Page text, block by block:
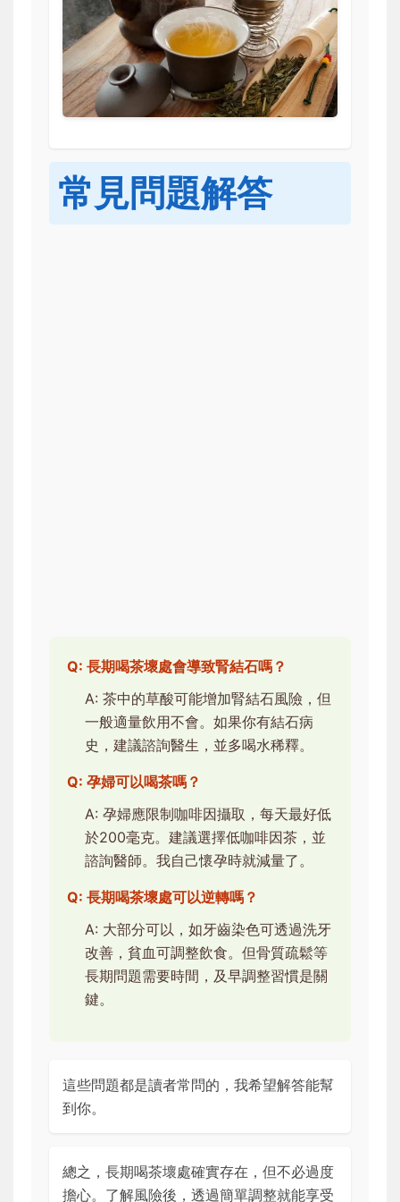
常見問題解答
Q: 長期喝茶壞處會導致腎結石嗎？
A: 茶中的草酸可能增加腎結石風險，但
一般適量飲用不會。如果你有結石病
史，建議諮詢醫生，並多喝水稀釋。
Q: 孕婦可以喝茶嗎？
A: 孕婦應限制咖啡因攝取，每天最好低
於200毫克。建議選擇低咖啡因茶，並
諮詢醫師。我自己懷孕時就減量了。
Q: 長期喝茶壞處可以逆轉嗎？
A: 大部分可以，如牙齒染色可透過洗牙
改善，貧血可調整飲食。但骨質疏鬆等
長期問題需要時間，及早調整習慣是關
鍵。
這些問題都是讀者常問的，我希望解答能幫
到你。
總之，長期喝茶壞處確實存在，但不必過度
擔心。了解風險後，透過簡單調整就能享受